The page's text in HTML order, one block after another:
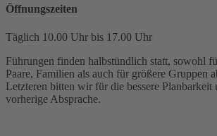
Öffnungszeiten
Täglich 10.00 Uhr bis 17.00 Uhr
Führungen finden halbstündlich statt, sowohl
Paare, Familien als auch für größere Gruppen
Letzteren bitten wir für die bessere Planbarkeit
vorherige Absprache.